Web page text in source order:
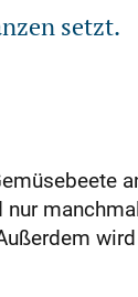
setzt.